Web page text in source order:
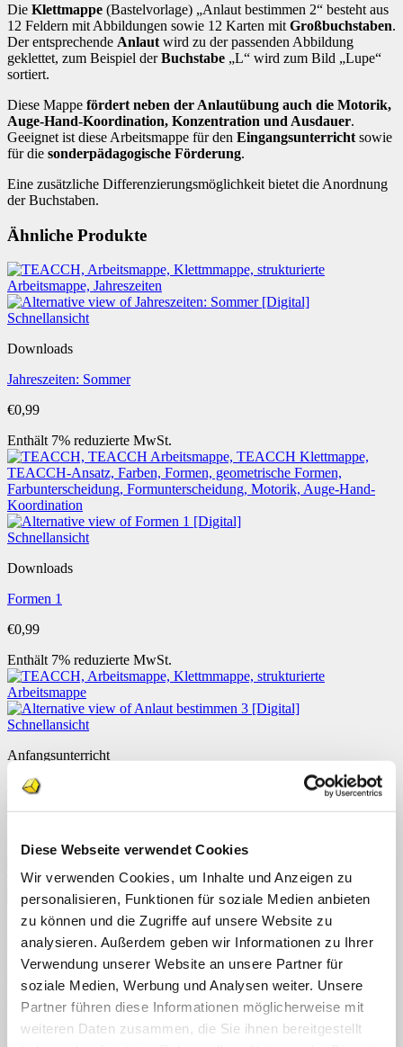
Diese Webseite verwendet Cookies
Wir verwenden Cookies, um Inhalte und Anzeigen zu
personalisieren, Funktionen für soziale Medien anbieten
zu können und die Zugriffe auf unsere Website zu
analysieren. Außerdem geben wir Informationen zu Ihrer
Verwendung unserer Website an unsere Partner für
soziale Medien, Werbung und Analysen weiter. Unsere
Partner führen diese Informationen möglicherweise mit
weiteren Daten zusammen, die Sie ihnen bereitgestellt
Die Klettmappe (Bastelvorlage) „Anlaut bestimmen 2“ besteht aus
12 Feldern mit Abbildungen sowie 12 Karten mit Großbuchstaben.
Der entsprechende Anlaut wird zu der passenden Abbildung
geklettet, zum Beispiel derBuchstabe „L“ wird zum Bild „Lupe“
sortiert.
Diese Mappe fördert neben der Anlautübung auch die Motorik,
Auge-Hand-Koordination, Konzentration und Ausdauer.
Geeignet ist diese Arbeitsmappe für den Eingangsunterricht sowie
für die sonderpädagogische Förderung.
Eine zusätzliche Differenzierungsmöglichkeit bietet die Anordnung
der Buchstaben.
Ähnliche Produkte
Schnellansicht
Downloads
Jahreszeiten: Sommer
€0,99
Enthält 7% reduzierte MwSt.
Schnellansicht
Downloads
Formen 1
€0,99
Enthält 7% reduzierte MwSt.
Schnellansicht
Anfangsunterricht
Anlaut bestimmen 3
€0,99
Enthält 7% reduzierte MwSt.
Schnellansicht
Basale Förderung
Marienkäfer verteilen
0,99
Enthält 7% reduzierte MwSt.